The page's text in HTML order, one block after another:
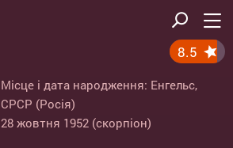
8.5
Місце і дата народження: Енгельс,
СРСР (Росія)
28 жовтня 1952 (скорпіон)